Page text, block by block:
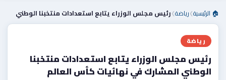
🏠 الرئيسية❯رياضة❯رئيس مجلس الوزراء يتابع استعدادات منتخبنا الوطني
رياضة
رئيس مجلس الوزراء يتابع استعدادات منتخبنا
الوطني المشارك في نهائيات كأس العالم